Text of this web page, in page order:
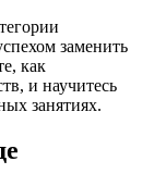
заменить
как
и научитесь
занятиях.